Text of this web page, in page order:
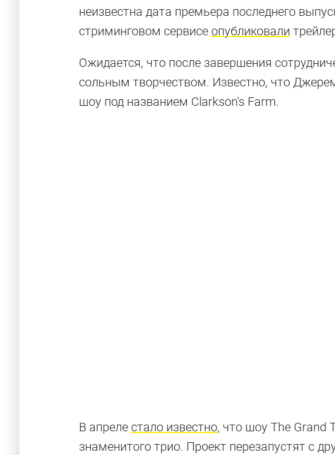
неизвестна дата премьера последнего
стриминговом сервисе опубликовали
Ожидается, что после завершения
сольным творчеством. Известно, что
шоу под названием Clarkson's Farm.
В апреле стало известно, что шоу The Grand
знаменитого трио. Проект перезапустят с
BMW X1, Nissan GT-R, Volkswagen Scirocco и другие
Grand Tour